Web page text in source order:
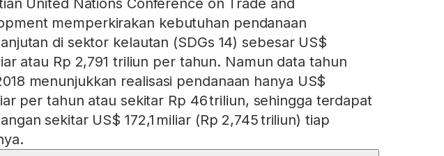
United Nations Conference on Trade and
memperkirakan kebutuhan pendanaan
di sektor kelautan (SDGs 14) sebesar US$
atau Rp 2,791 triliun per tahun. Namun data tahun
menunjukkan realisasi pendanaan hanya US$
per tahun atau sekitar Rp 46 triliun, sehingga terdapat
sekitar US$ 172,1 miliar (Rp 2,745 triliun) tiap